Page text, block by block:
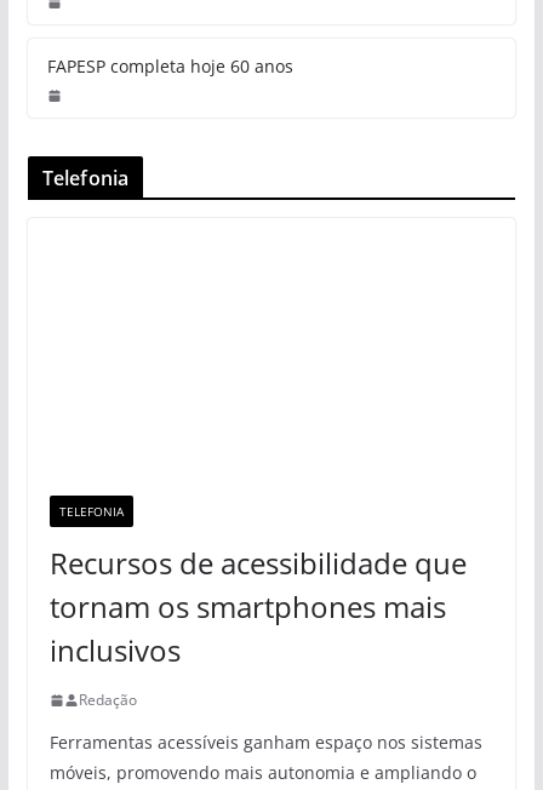
FAPESP completa hoje 60 anos
Telefonia
TELEFONIA
Recursos de acessibilidade que
tornam os smartphones mais
inclusivos
Redação
Ferramentas acessíveis ganham espaço nos sistemas
móveis, promovendo mais autonomia e ampliando o